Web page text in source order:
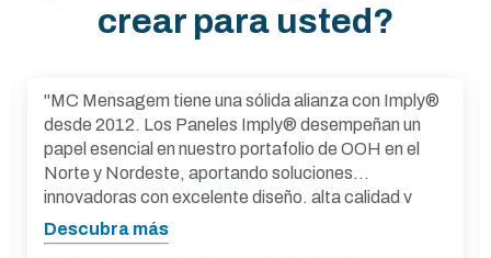
crear para usted?
"MC Mensagem tiene una sólida alianza con Imply®
desde 2012. Los Paneles Imply® desempeñan un
papel esencial en nuestro portafolio de OOH en el
Norte y Nordeste, aportando soluciones
innovadoras con excelente diseño, alta calidad y
durabilidad que maximizan la visibilidad de nuestros
anunciantes. La confiabilidad y eficiencia de los
Descubra más